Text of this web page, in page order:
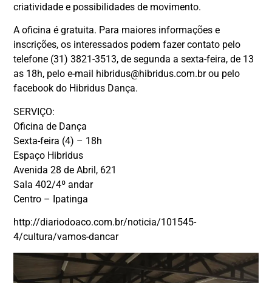
criatividade e possibilidades de movimento.
A oficina é gratuita. Para maiores informações e
inscrições, os interessados podem fazer contato pelo
telefone (31) 3821-3513, de segunda a sexta-feira, de 13
as 18h, pelo e-mail hibridus@hibridus.com.br ou pelo
facebook do Hibridus Dança.
SERVIÇO:
Oficina de Dança
Sexta-feira (4) – 18h
Espaço Hibridus
Avenida 28 de Abril, 621
Sala 402/4º andar
Centro – Ipatinga
http://diariodoaco.com.br/noticia/101545-
4/cultura/vamos-dancar